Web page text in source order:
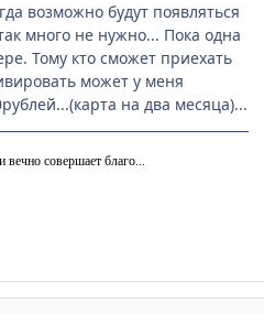
возможно будут появляться
много не нужно... Пока одна
Тому кто сможет приехать
может у меня
на два месяца)...
вечно совершает благо...